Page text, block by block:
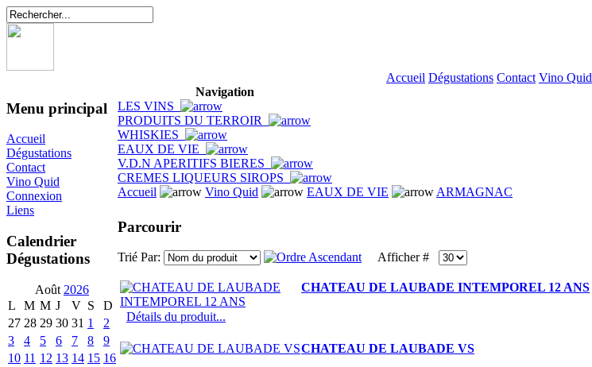
Accueil Dégustations Contact Vino Quid
Menu principal
Accueil
Dégustations
Contact
Vino Quid
Connexion
Liens
Calendrier
Dégustations
Août 2026
L
M M J V S
D
27 28 29 30 31 1
2
3
4 5 6 7 8
9
10 11 12 13 14 15 16
Navigation
LES VINS
PRODUITS DU TERROIR
WHISKIES
EAUX DE VIE
V.D.N APERITIFS BIERES
CREMES LIQUEURS SIROPS
Accueil
Vino Quid EAUX DE VIE ARMAGNAC
Parcourir
Trié Par: Afficher #
CHATEAU DE LAUBADE INTEMPOREL 12 ANS
Détails du produit...
CHATEAU DE LAUBADE VS